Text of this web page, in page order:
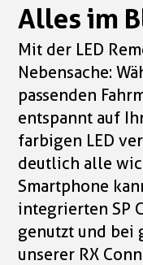
Alles im
Mit der LED
Nebensache:
passenden
entspannt auf
farbigen LED
deutlich alle
Smartphone
integrierten SP
genutzt und bei
unserer RX